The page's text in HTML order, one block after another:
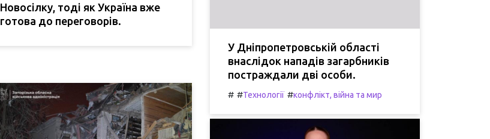
Новосілку, тоді як Україна вже
готова до переговорів.
У Дніпропетровській області
внаслідок нападів загарбників
постраждали дві особи.
# #Технології #конфлікт, війна та мир